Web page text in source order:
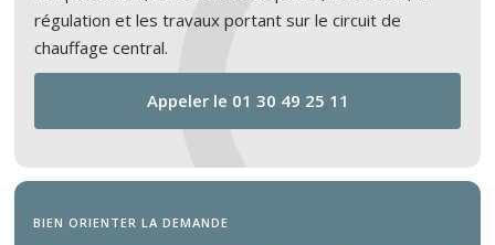
régulation et les travaux portant sur le circuit de
chauffage central.
Appeler le 01 30 49 25 11
BIEN ORIENTER LA DEMANDE